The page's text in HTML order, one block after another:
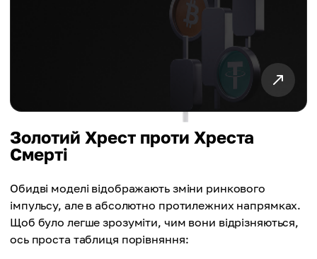
Золотий Хрест проти Хреста
Смерті
Обидві моделі відображають зміни ринкового
імпульсу, але в абсолютно протилежних напрямках.
Щоб було легше зрозуміти, чим вони відрізняються,
ось проста таблиця порівняння: